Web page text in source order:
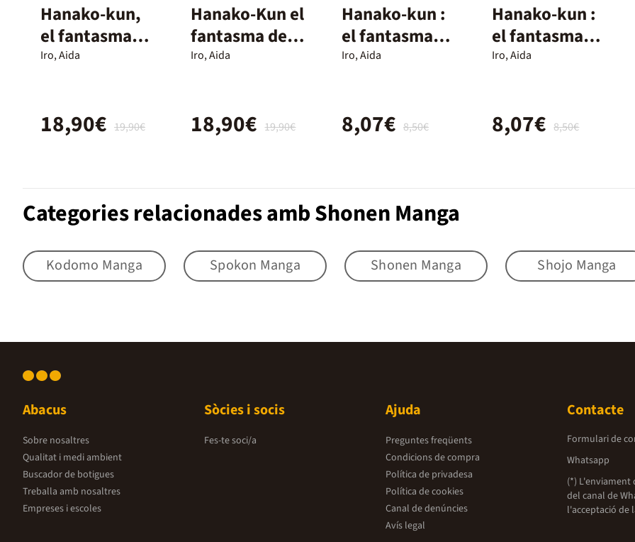
Hanako-kun,
el fantasma
del lavabo
Iro, Aida
19,90€
18,90€
Hanako-Kun el
fantasma del
lavabo
Iro, Aida
19,90€
18,90€
Hanako-kun :
el fantasma
del lavabo 8
Iro, Aida
8,50€
8,07€
Hanako-kun :
el fantasma
del lavabo 13
Iro, Aida
8,50€
8,07€
Categories relacionades amb Shonen Manga
Kodomo Manga Spokon Manga Shonen Manga Shojo Manga
Abacus
Sobre nosaltres
Qualitat i medi ambient
Buscador de botigues
Treballa amb nosaltres
Empreses i escoles
Sòcies i socis
Fes-te soci/a
Ajuda
Preguntes freqüents
Condicions de compra
Política de privadesa
Política de cookies
Canal de denúncies
Avís legal
Contacte
Formulari de
Whatsapp
(*) L'enviament
del canal de
l'acceptació de